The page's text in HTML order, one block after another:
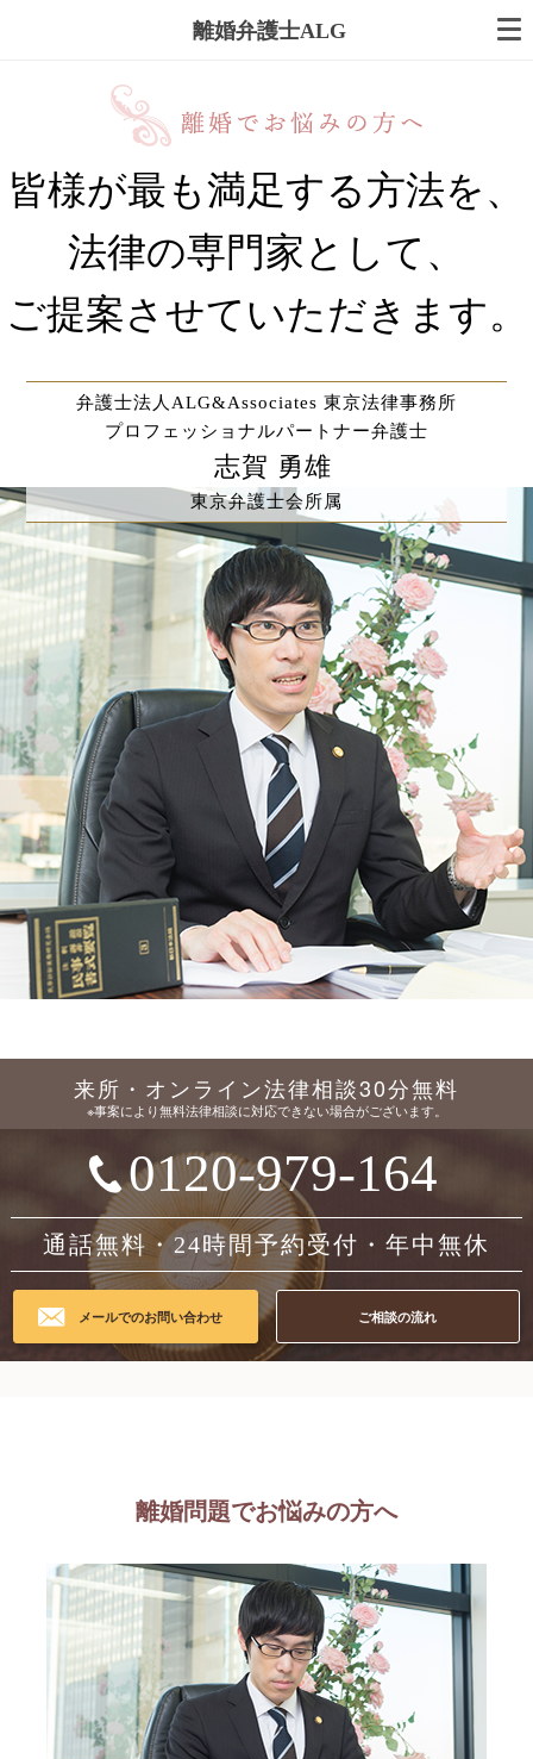
離婚弁護士ALG
皆様が最も満足する方法を、
法律の専門家として、
ご提案させていただきます。
弁護士法人ALG&Associates 東京法律事務所
プロフェッショナルパートナー弁護士
志賀 勇雄
東京弁護士会所属
来所・オンライン法律相談30分無料
※事案により無料法律相談に対応できない場合がございます。
0120-979-164
通話無料・24時間予約受付・年中無休
メールでのお問い合わせ ご相談の流れ
離婚問題でお悩みの方へ